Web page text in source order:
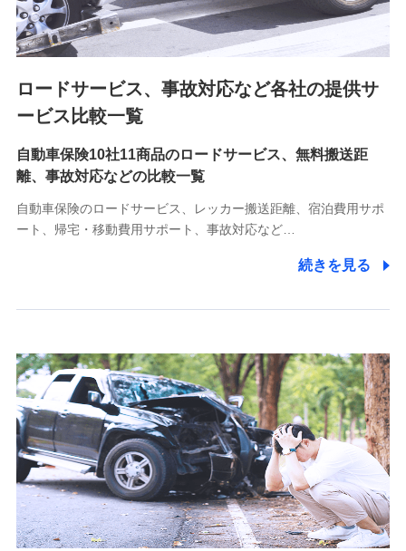
取引先としての選定業務、営業情報の提供業務、契約締結手
続き業務、取引管理業務、およびこれらに準ずる業務の遂行
のため
9.お問い合わせ情報
各種お問い合わせに対応するため
10.受託業務の 個人情報
受託業務の遂行およびこれらに準ずる業務の遂行のため
11.マイカー通勤管理クラウド並びに法人向けASPサー
をお送りするため
分析するため
当社の対応品質向上やお問い合わせ内容の正確な把握のため
個人情報保護管理者の職名、連絡先
株式会社ドコモ・インシュアランス 営業部長
〒103-0013 東京都中央区日本橋人形町2-14-10 アーバン
ネット日本橋ビル 3F
株式会社ドコモ・インシュアランス
個人情報の第三者提供について
ロードサービス、事故対応など各社の提供サ
ービス比較一覧
自動車保険10社11商品のロードサービス、無料搬送距
離、事故対応などの比較一覧
自動車保険のロードサービス、レッカー搬送距離、宿泊費用サポ
ート、帰宅・移動費用サポート、事故対応など…
続きを見る